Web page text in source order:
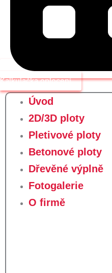
Kalkulačka oplocení
Úvod
2D/3D ploty
Pletivové ploty
Betonové ploty
Dřevěné výplně
Fotogalerie
O firmě